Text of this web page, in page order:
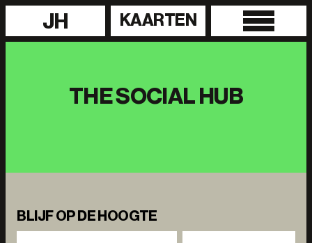
JH KAARTEN
THE SOCIAL HUB
BLIJF OP DE HOOGTE